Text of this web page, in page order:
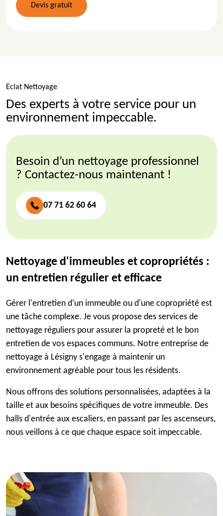
Devis gratuit
Eclat Nettoyage
Des experts à votre service pour un
environnement impeccable.
Besoin d’un nettoyage professionnel
? Contactez-nous maintenant !
07 71 62 60 64
Nettoyage d'immeubles et copropriétés :
un entretien régulier et efficace
Gérer l'entretien d'un immeuble ou d'une copropriété est
une tâche complexe. Je vous propose des services de
nettoyage réguliers pour assurer la propreté et le bon
entretien de vos espaces communs. Notre entreprise de
nettoyage à Lésigny s'engage à maintenir un
environnement agréable pour tous les résidents.
Nous offrons des solutions personnalisées, adaptées à la
taille et aux besoins spécifiques de votre immeuble. Des
halls d'entrée aux escaliers, en passant par les ascenseurs,
nous veillons à ce que chaque espace soit impeccable.